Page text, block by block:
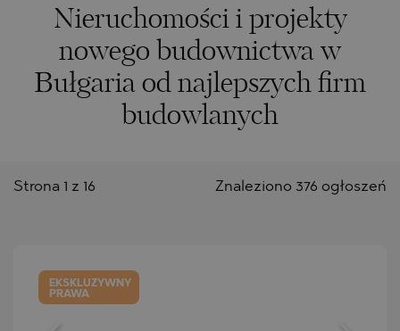
Nieruchomości i projekty
nowego budownictwa w
Bułgaria od najlepszych firm
budowlanych
Znaleziono 376 ogłoszeń
Strona 1 z 16
EKSKLUZYWNY
PRAWA